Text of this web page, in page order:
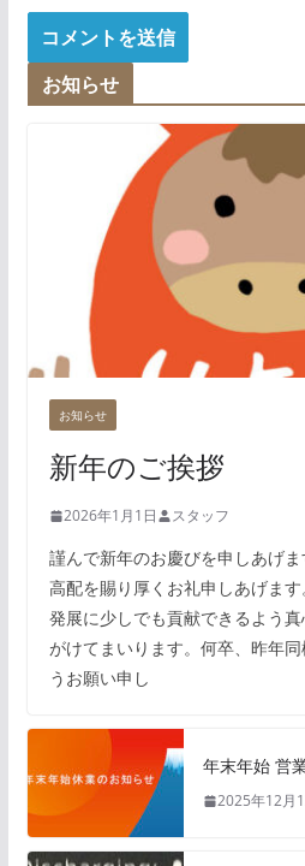
お知らせ
お知らせ
新年のご挨拶
2026年1月1日 スタッフ
謹んで新年のお慶びを申しあげ
高配を賜り厚くお礼申しあげま
発展に少しでも貢献できるよう
がけてまいります。何卒、昨年
うお願い申し
年末年始 営
2025年12月